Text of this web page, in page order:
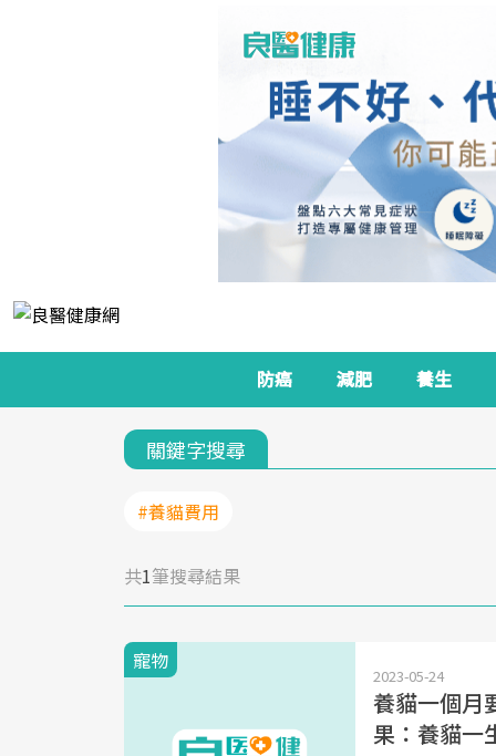
防癌 減肥 養生
關鍵字搜尋
#養貓費用
共1筆搜尋結果
寵物
2023-05-24
養貓一個月
果：養貓